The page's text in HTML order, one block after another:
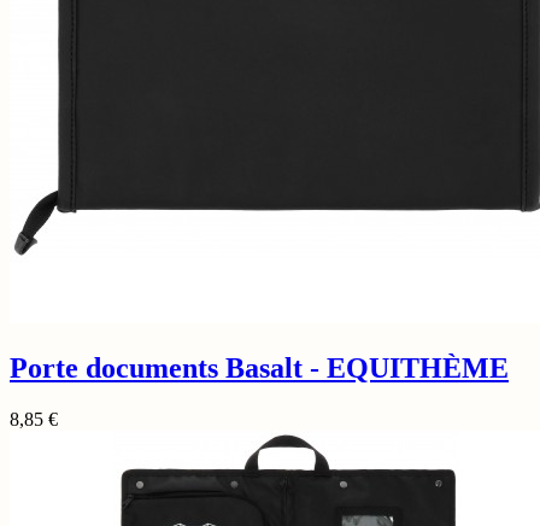
Porte documents Basalt - EQUITHÈME
8,85 €